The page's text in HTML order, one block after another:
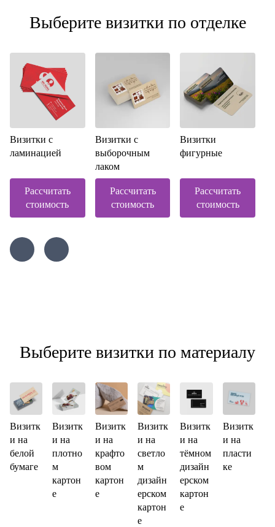
Выберите визитки по отделке
Визитки с
ламинацией
Рассчитать
стоимость
Визитки с
выборочным
лаком
Рассчитать
стоимость
Визитки
фигурные
Рассчитать
стоимость
Выберите визитки по материалу
Визитк
и на
белой
бумаге
Визитк
и на
плотно
м
картон
е
Визитк
и на
крафто
вом
картон
е
Визитк
и на
светло
м
дизайн
ерском
картон
е
Визитк
и на
тёмном
дизайн
ерском
картон
е
Визитк
и на
пласти
ке